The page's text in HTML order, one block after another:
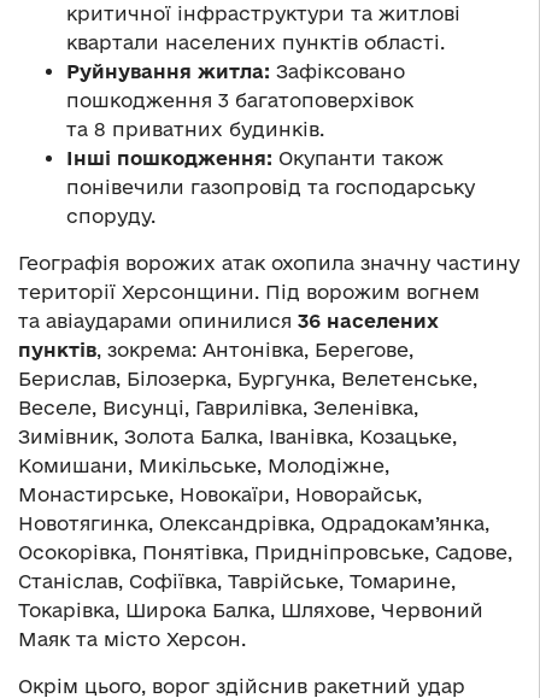
критичної інфраструктури та житлові
квартали населених пунктів області.
Руйнування житла: Зафіксовано
пошкодження 3 багатоповерхівок
та 8 приватних будинків.
Інші пошкодження: Окупанти також
понівечили газопровід та господарську
споруду.
Географія ворожих атак охопила значну частину
території Херсонщини. Під ворожим вогнем
та авіаударами опинилися 36 населених
пунктів, зокрема: Антонівка, Берегове,
Берислав, Білозерка, Бургунка, Велетенське,
Веселе, Висунці, Гаврилівка, Зеленівка,
Зимівник, Золота Балка, Іванівка, Козацьке,
Комишани, Микільське, Молодіжне,
Монастирське, Новокаїри, Новорайськ,
Новотягинка, Олександрівка, Одрадокам’янка,
Осокорівка, Понятівка, Придніпровське, Садове,
Станіслав, Софіївка, Таврійське, Томарине,
Токарівка, Широка Балка, Шляхове, Червоний
Маяк та місто Херсон.
Окрім цього, ворог здійснив ракетний удар